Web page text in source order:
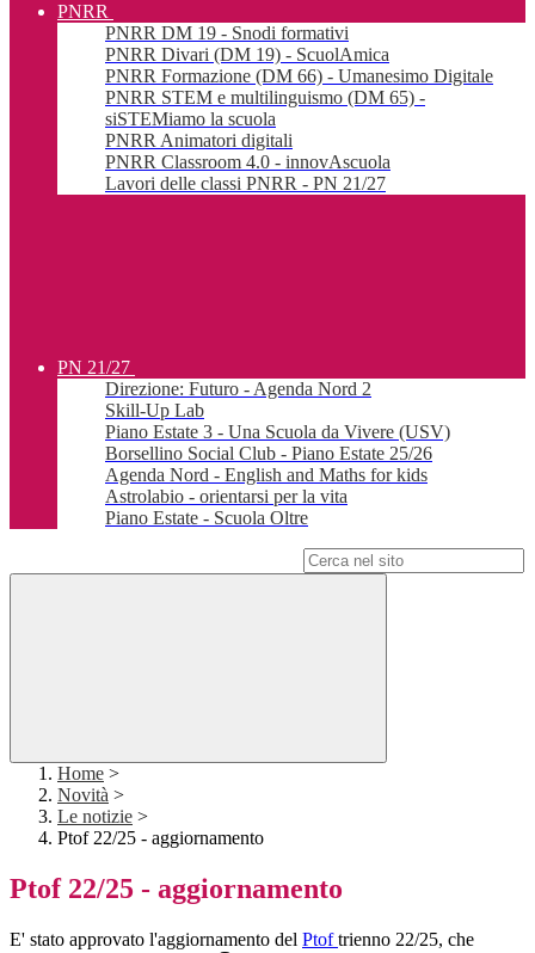
PNRR
PNRR DM 19 - Snodi formativi
PNRR Divari (DM 19) - ScuolAmica
PNRR Formazione (DM 66) - Umanesimo Digitale
PNRR STEM e multilinguismo (DM 65) -
siSTEMiamo la scuola
PNRR Animatori digitali
PNRR Classroom 4.0 - innovAscuola
Lavori delle classi PNRR - PN 21/27
PN 21/27
Direzione: Futuro - Agenda Nord 2
Skill-Up Lab
Piano Estate 3 - Una Scuola da Vivere (USV)
Borsellino Social Club - Piano Estate 25/26
Agenda Nord - English and Maths for kids
Astrolabio - orientarsi per la vita
Piano Estate - Scuola Oltre
Home >
Novità >
Le notizie >
Ptof 22/25 - aggiornamento
Ptof 22/25 - aggiornamento
E' stato approvato l'aggiornamento del Ptoftrienno 22/25, che